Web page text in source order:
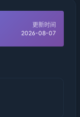
更新时间
2026-08-07